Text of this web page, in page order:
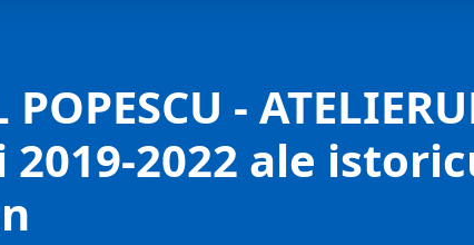
POPESCU -
2019-2022 ale